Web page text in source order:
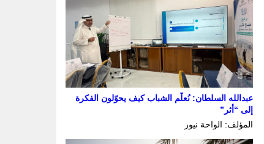
عبدالله السلطان: نُعلّم الشباب كيف يحوّلون الفكرة
إلى “أثر”
المؤلف: الواحة نيوز